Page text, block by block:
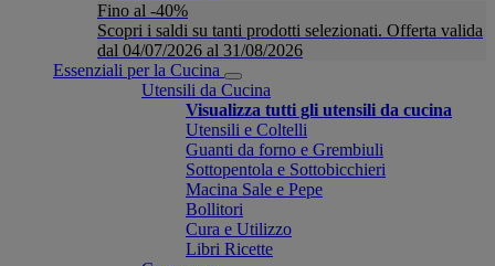
Fino al -40%
Scopri i saldi su tanti prodotti selezionati. Offerta valida
dal 04/07/2026 al 31/08/2026
Essenziali per la Cucina
Utensili da Cucina
Visualizza tutti gli utensili da cucina
Utensili e Coltelli
Guanti da forno e Grembiuli
Sottopentola e Sottobicchieri
Macina Sale e Pepe
Bollitori
Cura e Utilizzo
Libri Ricette